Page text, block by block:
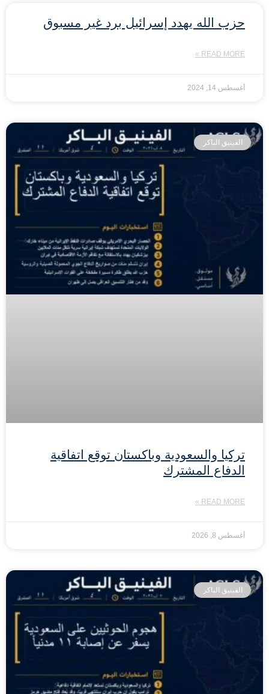
حزب الله يهدد إسرائيل برد غير مسبوق
READ MORE »
أغسطس 14, 2024
الفينيق الباكر
تركيا والسعودية وباكستان توقع اتفاقية
الدفاع المشترك
READ MORE »
أغسطس 8, 2026
الفينيق الباكر